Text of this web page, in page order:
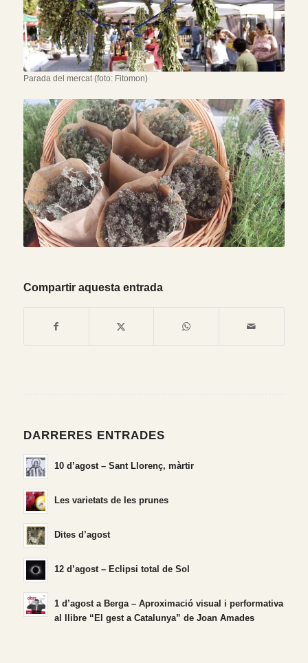
Parada del mercat (foto: Fitomon)
Compartir aquesta entrada
DARRERES ENTRADES
10 d’agost – Sant Llorenç, màrtir
Les varietats de les prunes
Dites d’agost
12 d’agost – Eclipsi total de Sol
1 d’agost a Berga – Aproximació visual i performativa
al llibre “El gest a Catalunya” de Joan Amades